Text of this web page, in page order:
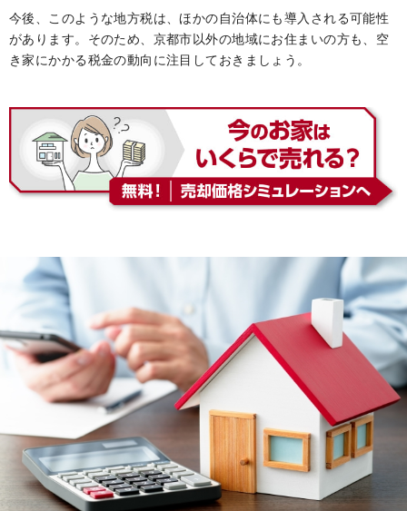
今後、このような地方税は、ほかの自治体にも導入される可能性
があります。そのため、京都市以外の地域にお住まいの方も、空
き家にかかる税金の動向に注目しておきましょう。